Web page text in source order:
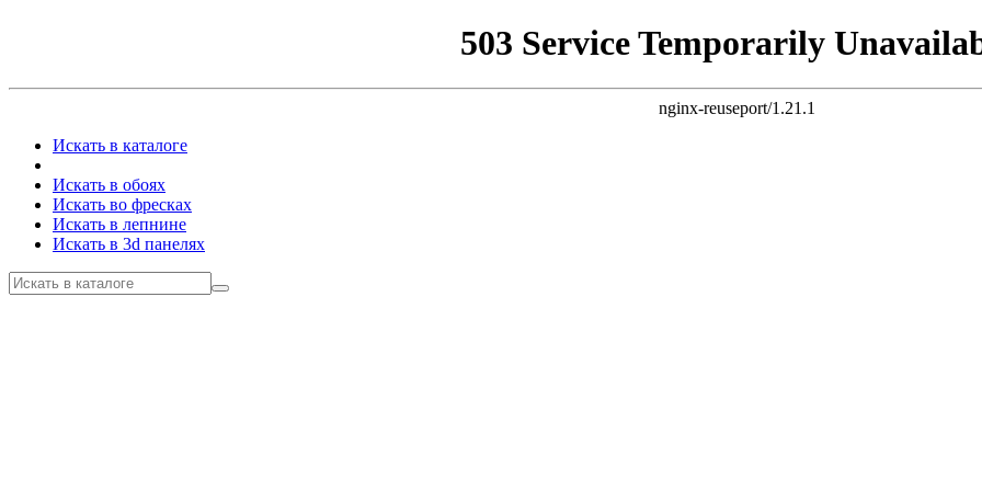
503 Service Temporarily
nginx-reuseport/1.21.1
Искать в каталоге
Искать в обоях
Искать во фресках
Искать в лепнине
Искать в 3d панелях